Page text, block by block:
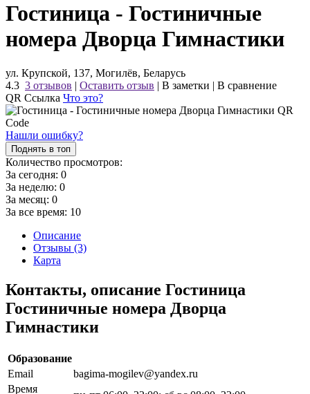
Гостиница - Гостиничные
номера Дворца Гимнастики
ул. Крупской, 137, Могилёв, Беларусь
4.3 3 отзывов | Оставить отзыв | В заметки | В сравнение
QR Ссылка Что это?
Нашли ошибку?
Поднять в топ
Количество просмотров:
За сегодня: 0
За неделю: 0
За месяц: 0
За все время: 10
Описание
Отзывы (3)
Карта
Контакты, описание Гостиница
Гостиничные номера Дворца
Гимнастики
Образование
Email
bagima-mogilev@yandex.ru
Время